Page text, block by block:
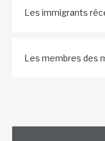
Les immigrants
Les membres des